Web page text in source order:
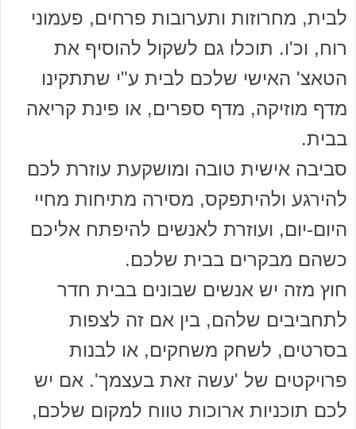
לבית, מחרוזות ותערובות פרחים, פעמוני
רוח, וכ'ו. תוכלו גם לשקול להוסיף את
הטאצ' האישי שלכם לבית ע"י שתתקינו
מדף מוזיקה, מדף ספרים, או פינת קריאה
בבית.
סביבה אישית טובה ומושקעת עוזרת לכם
להירגע ולהיתפקס, מסירה מתיחות מחיי
היום-יום, ועוזרת לאנשים להיפתח אליכם
כשהם מבקרים בבית שלכם.
חוץ מזה יש אנשים שבונים בבית חדר
לתחביבים שלהם, בין אם זה לצפות
בסרטים, לשחק משחקים, או לבנות
פרויקטים של 'עשה זאת בעצמך'. אם יש
לכם תוכניות ארוכות טווח למקום שלכם,